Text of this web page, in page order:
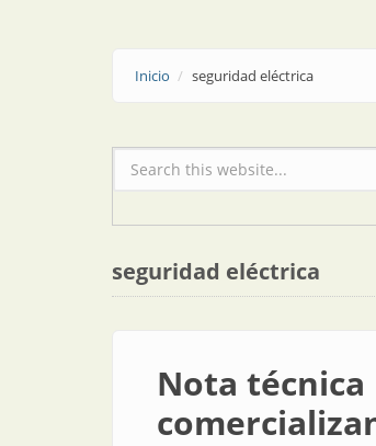
Inicio seguridad eléctrica
Formulario de búsqueda
seguridad eléctrica
Nota